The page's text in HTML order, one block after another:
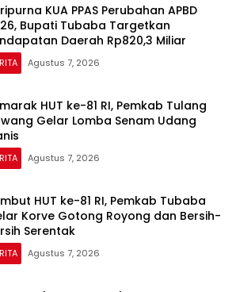
KUA PPAS Perubahan APBD
Bupati Tubaba Targetkan
Daerah Rp820,3 Miliar
Agustus 7, 2026
HUT ke-81 RI, Pemkab Tulang
Gelar Lomba Senam Udang
Agustus 7, 2026
HUT ke-81 RI, Pemkab Tubaba
Korve Gotong Royong dan Bersih-
Serentak
Agustus 7, 2026